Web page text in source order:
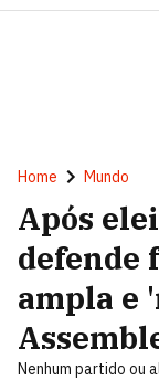
Home Mundo
Após
defende
ampla e
Nenhum partido ou